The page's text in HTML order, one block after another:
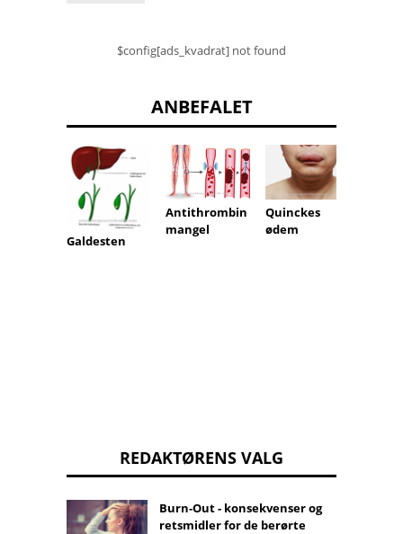
$config[ads_kvadrat] not found
ANBEFALET
Galdesten
Antithrombin
mangel
Quinckes
ødem
REDAKTØRENS VALG
Burn-Out - konsekvenser og
retsmidler for de berørte